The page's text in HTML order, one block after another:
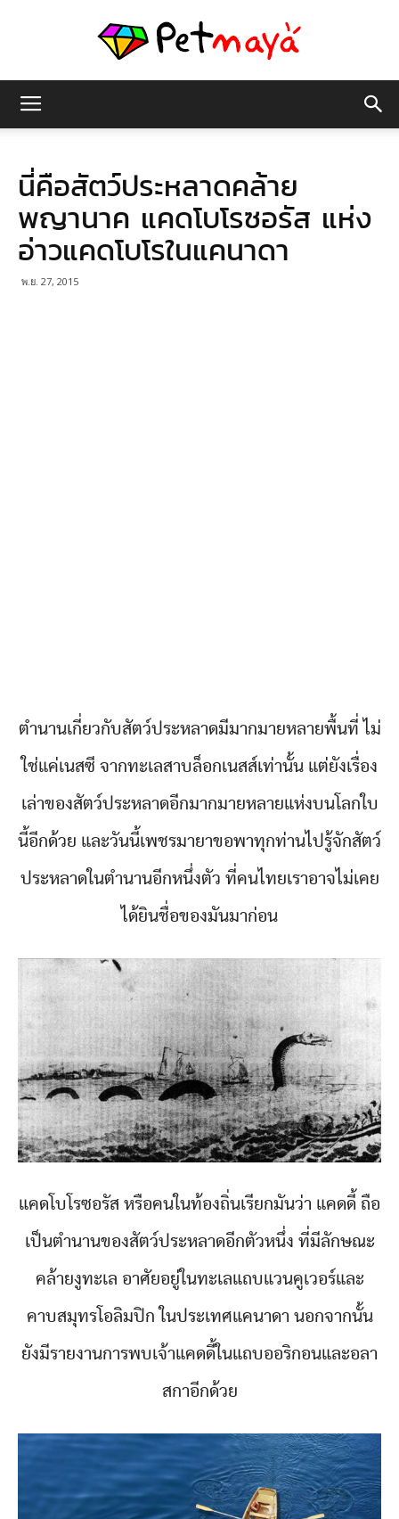
มายา
นี่คือสัตว์ประหลาดคล้าย
พญานาค แคดโบโรซอรัส แห่ง
อ่าวแคดโบโรในแคนาดา
พ.ย. 27, 2015
ตำนานเกี่ยวกับสัตว์ประหลาดมีมากมายหลายพื้นที่ ไม่
ใช่แค่เนสซี จากทะเลสาบล็อกเนสส์เท่านั้น แต่ยังเรื่อง
เล่าของสัตว์ประหลาดอีกมากมายหลายแห่งบนโลกใบ
นี้อีกด้วย และวันนี้เพชรมายาขอพาทุกท่านไปรู้จักสัตว์
ประหลาดในตำนานอีกหนึ่งตัว ที่คนไทยเราอาจไม่เคย
ได้ยินชื่อของมันมาก่อน
แคดโบโรซอรัส หรือคนในท้องถิ่นเรียกมันว่า แคดดี้ ถือ
เป็นตำนานของสัตว์ประหลาดอีกตัวหนึ่ง ที่มีลักษณะ
คล้ายงูทะเล อาศัยอยู่ในทะเลแถบแวนคูเวอร์และ
คาบสมุทรโอลิมปิก ในประเทศแคนาดา นอกจากนั้น
ยังมีรายงานการพบเจ้าแคดดี้ในแถบออริกอนและอลา
สกาอีกด้วย